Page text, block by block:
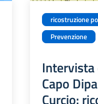
ricostruzione
Prevenzione
Intervista
Capo
Curcio: